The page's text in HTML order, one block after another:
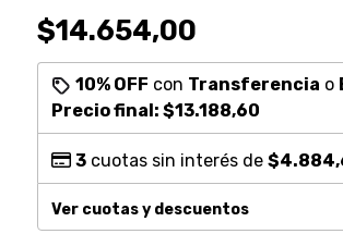
$14.654,00
10% OFF con Transferencia o
Precio final: $13.188,60
3cuotas sin interés de
Ver cuotas y descuentos